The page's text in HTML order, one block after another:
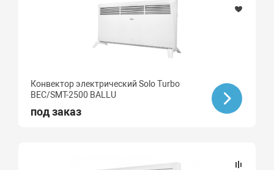
Конвектор электрический Solo Turbo
BEC/SMT-2500 BALLU
под заказ